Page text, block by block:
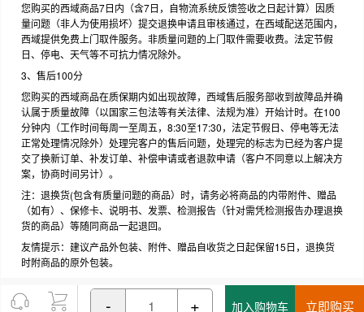
您购买的西域商品7日内（含7日，自物流系统反馈签收之日起计算）因质
量问题（非人为使用损坏）提交退换申请且审核通过，在西域配送范围内，
西域提供免费上门取件服务。非质量问题的上门取件需要收费。法定节假
日、停电、天气等不可抗力情况除外。
3、售后100分
您购买的西域商品在质保期内如出现故障，西域售后服务部收到故障品并确
认属于质量故障（以国家三包法等有关法律、法规为准）开始计时。在100
分钟内（工作时间每周一至周五，8:30至17:30，法定节假日、停电等无法
正常处理情况除外）处理完客户的售后问题，处理完的标志为已经为客户提
交了换新订单、补发订单、补偿申请或者退款申请（客户不同意以上解决方
案，协商时间另计）。
注：退换货(包含有质量问题的商品）时，请务必将商品的内带附件、赠品
（如有）、保修卡、说明书、发票、检测报告（针对需凭检测报告办理退换
货的商品）等随同商品一起退回。
友情提示：建议产品外包装、附件、赠品自收货之日起保留15日，退换货
时附商品的原外包装。
- + 加入购物车 立即购买